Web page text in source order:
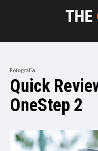
Fotografía
Quick
OneStep 2